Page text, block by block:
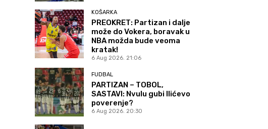
KOŠARKA
PREOKRET: Partizan i dalje
može do Vokera, boravak u
NBA možda bude veoma
kratak!
6 Aug 2026. 21:06
FUDBAL
PARTIZAN – TOBOL,
SASTAVI: Nvulu gubi Ilićevo
poverenje?
6 Aug 2026. 20:30